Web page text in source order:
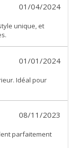
01/04/2024
unique, et
01/01/2024
Idéal pour
08/11/2023
parfaitement